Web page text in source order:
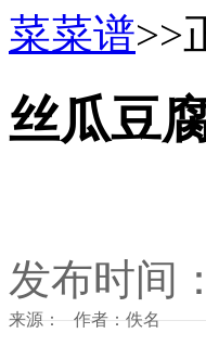
菜菜谱>>
丝瓜豆
发布时间
来源： 作者：佚名